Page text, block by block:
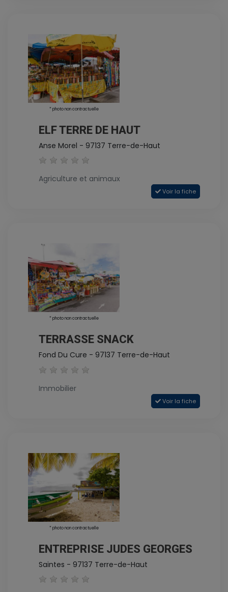
* photo non contractuelle
ELF TERRE DE HAUT
Anse Morel - 97137 Terre-de-Haut
Agriculture et animaux
Voir la fiche
* photo non contractuelle
TERRASSE SNACK
Fond Du Cure - 97137 Terre-de-Haut
Immobilier
Voir la fiche
* photo non contractuelle
ENTREPRISE JUDES GEORGES
Saintes - 97137 Terre-de-Haut